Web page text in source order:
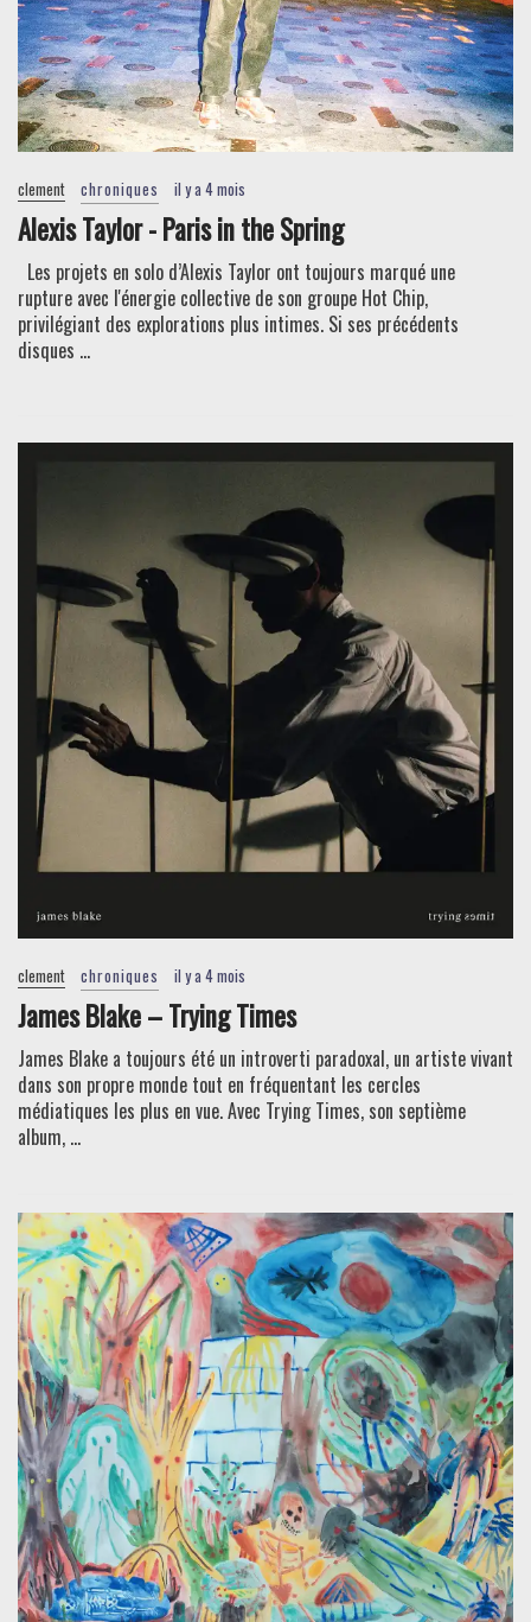
clement chroniques il y a 4 mois
Alexis Taylor - Paris in the Spring
Les projets en solo d’Alexis Taylor ont toujours marqué une
rupture avec l'énergie collective de son groupe Hot Chip,
privilégiant des explorations plus intimes. Si ses précédents
disques ...
clement chroniques il y a 4 mois
James Blake – Trying Times
James Blake a toujours été un introverti paradoxal, un artiste vivant
dans son propre monde tout en fréquentant les cercles
médiatiques les plus en vue. Avec Trying Times, son septième
album, ...